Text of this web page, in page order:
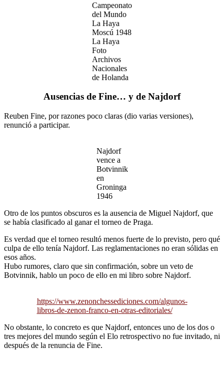
Campeonato
del Mundo
La Haya
Moscú 1948
La Haya
Foto
Archivos
Nacionales
de Holanda
Ausencias de Fine… y de Najdorf
Reuben Fine, por razones poco claras (dio varias versiones),
renunció a participar.
Najdorf
vence a
Botvinnik
en
Groninga
1946
Otro de los puntos obscuros es la ausencia de Miguel Najdorf, que
se había clasificado al ganar el torneo de Praga.
Es verdad que el torneo resultó menos fuerte de lo previsto, pero qué
culpa de ello tenía Najdorf. Las reglamentaciones no eran sólidas en
esos años.
Hubo rumores, claro que sin confirmación, sobre un veto de
Botvinnik, hablo un poco de ello en mi libro sobre Najdorf.
https://www.zenonchessediciones.com/algunos-
libros-de-zenon-franco-en-otras-editoriales/
No obstante, lo concreto es que Najdorf, entonces uno de los dos o
tres mejores del mundo según el Elo retrospectivo no fue invitado, ni
después de la renuncia de Fine.